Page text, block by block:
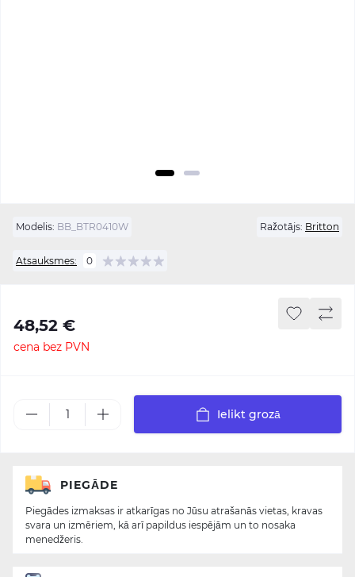
Modelis: BB_BTR0410W Ražotājs: Britton
Atsauksmes: 0
48,52 €
cena bez PVN
Ielikt grozā
PIEGĀDE
Piegādes izmaksas ir atkarīgas no Jūsu atrašanās vietas, kravas
svara un izmēriem, kā arī papildus iespējām un to nosaka
menedžeris.